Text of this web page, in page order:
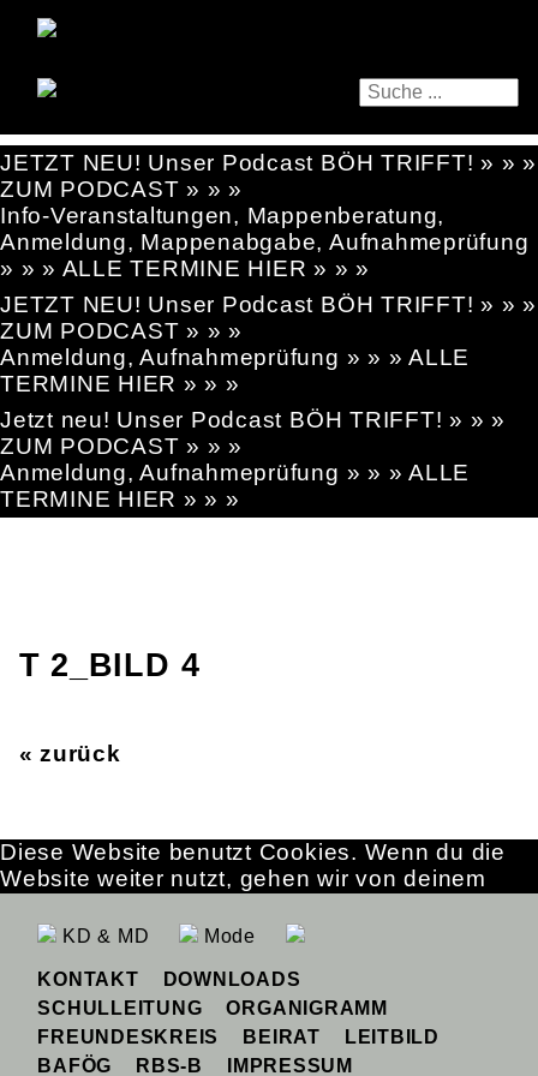
JETZT NEU! Unser Podcast BÖH TRIFFT! » » »
ZUM PODCAST » » »
Info-Veranstaltungen, Mappenberatung,
Anmeldung, Mappenabgabe, Aufnahmeprüfung
» » » ALLE TERMINE HIER » » »
JETZT NEU! Unser Podcast BÖH TRIFFT! » » »
ZUM PODCAST » » »
Anmeldung, Aufnahmeprüfung » » » ALLE
TERMINE HIER » » »
Jetzt neu! Unser Podcast BÖH TRIFFT! » » »
ZUM PODCAST » » »
Anmeldung, Aufnahmeprüfung » » » ALLE
TERMINE HIER » » »
T 2_BILD 4
« zurück
KD & MD Mode
KONTAKT
DOWNLOADS
SCHULLEITUNG
ORGANIGRAMM
FREUNDESKREIS
BEIRAT
LEITBILD
BAFÖG
RBS-B IMPRESSUM
Diese Website benutzt Cookies. Wenn du die
Website weiter nutzt, gehen wir von deinem